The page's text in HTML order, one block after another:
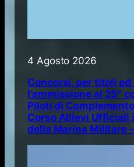
4 Agosto 2026
Concorsi, per titoli ed
l’ammissione al 25°
Piloti di
Corso Allievi Ufficiali
della Marina Militare